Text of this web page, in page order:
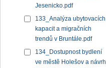
Jesenicko.pdf
133_Analýza ubytovacích
kapacit a migračních
trendů v Bruntále.pdf
134_Dostupnost bydlení
ve městě Holešov a návrh